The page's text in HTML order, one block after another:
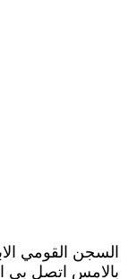
السجن القومي
بالامس اتصل بي